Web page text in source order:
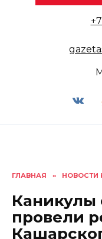
ГЛАВНАЯ » НОВОСТИ
Каникулы
провели